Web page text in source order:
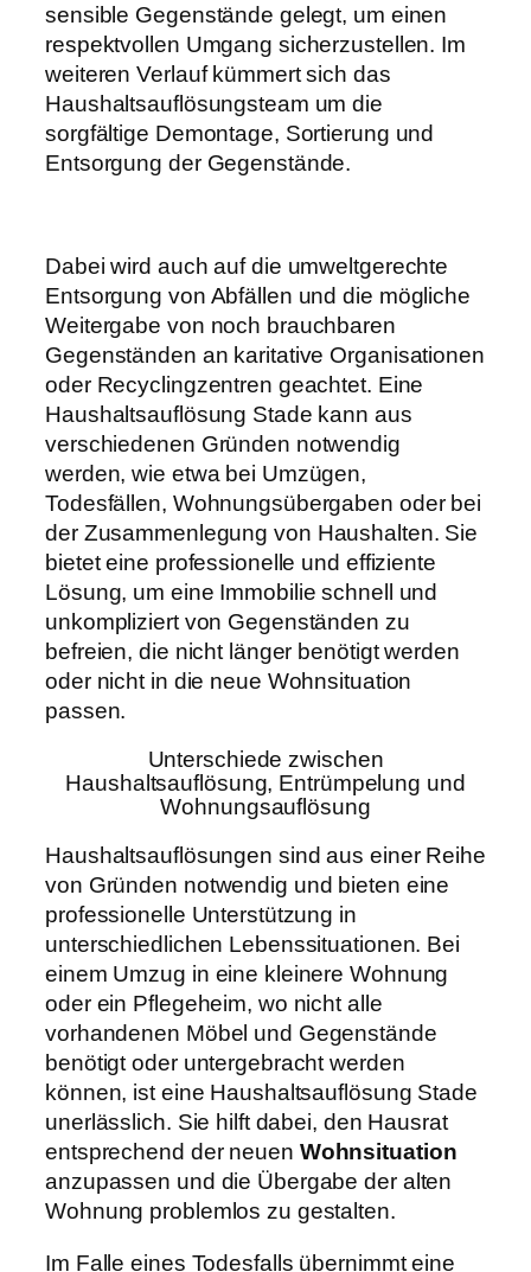
sensible Gegenstände gelegt, um einen
respektvollen Umgang sicherzustellen. Im
weiteren Verlauf kümmert sich das
Haushaltsauflösungsteam um die
sorgfältige Demontage, Sortierung und
Entsorgung der Gegenstände.
Dabei wird auch auf die umweltgerechte
Entsorgung von Abfällen und die mögliche
Weitergabe von noch brauchbaren
Gegenständen an karitative Organisationen
oder Recyclingzentren geachtet. Eine
Haushaltsauflösung Stade kann aus
verschiedenen Gründen notwendig
werden, wie etwa bei Umzügen,
Todesfällen, Wohnungsübergaben oder bei
der Zusammenlegung von Haushalten. Sie
bietet eine professionelle und effiziente
Lösung, um eine Immobilie schnell und
unkompliziert von Gegenständen zu
befreien, die nicht länger benötigt werden
oder nicht in die neue Wohnsituation
passen.
Unterschiede zwischen
Haushaltsauflösung, Entrümpelung und
Wohnungsauflösung
Haushaltsauflösungen sind aus einer Reihe
von Gründen notwendig und bieten eine
professionelle Unterstützung in
unterschiedlichen Lebenssituationen. Bei
einem Umzug in eine kleinere Wohnung
oder ein Pflegeheim, wo nicht alle
vorhandenen Möbel und Gegenstände
benötigt oder untergebracht werden
können, ist eine Haushaltsauflösung Stade
unerlässlich. Sie hilft dabei, den Hausrat
entsprechend der neuen Wohnsituation
anzupassen und die Übergabe der alten
Wohnung problemlos zu gestalten.
Im Falle eines Todesfalls übernimmt eine